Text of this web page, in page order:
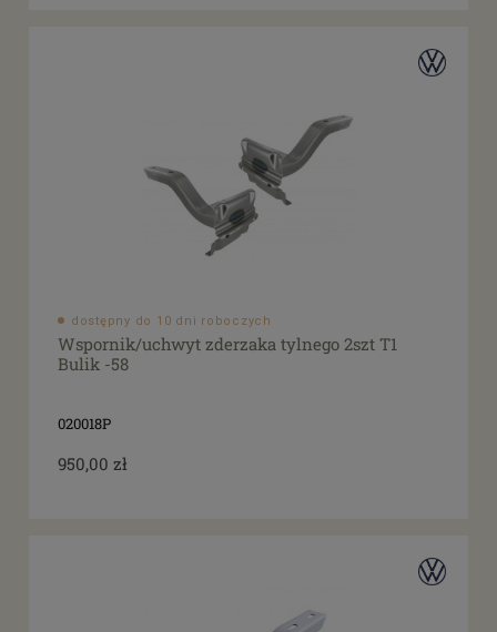
dostępny do 10 dni roboczych
Wspornik/uchwyt zderzaka tylnego 2szt T1
Bulik -58
020018P
950,00 zł